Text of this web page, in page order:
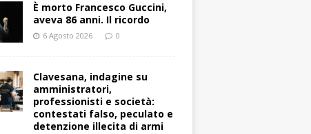
È morto Francesco Guccini,
aveva 86 anni. Il ricordo
6 Agosto 2026 0
Clavesana, indagine su
amministratori,
professionisti e società:
contestati falso, peculato e
detenzione illecita di armi